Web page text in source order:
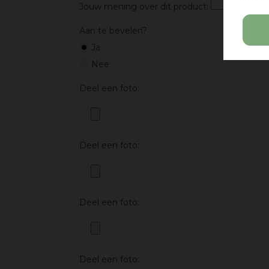
Jouw mening over dit product:
Aan te bevelen?
Ja
Nee
Deel een foto:
Deel een foto:
Deel een foto:
Deel een foto: